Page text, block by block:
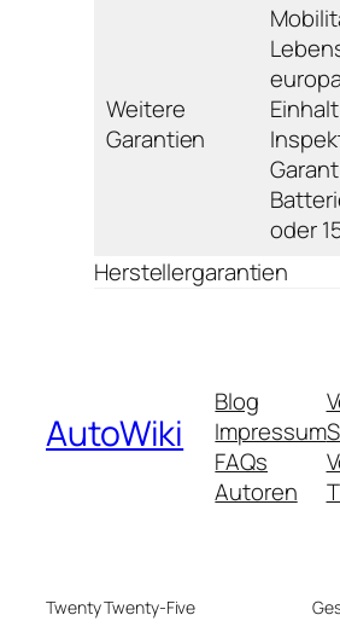
Weitere
Garantien
oder
Herstellergarantien
AutoWiki
Blog
Impressum
FAQs
Autoren
Twenty Twenty-Five